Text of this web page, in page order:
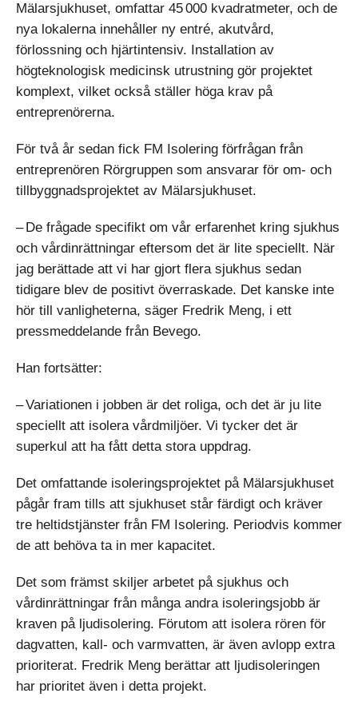
Mälarsjukhuset, omfattar 45 000 kvadratmeter, och de
nya lokalerna innehåller ny entré, akutvård,
förlossning och hjärtintensiv. Installation av
högteknologisk medi­cinsk utrustning gör projektet
komplext, vilket också ställer höga krav på
entreprenörerna.
För två år sedan fick FM Isolering förfrågan från
entreprenören Rörgruppen som ansvarar för om- och
tillbyggnadsprojektet av Mälarsjukhuset.
– De frågade specifikt om vår erfarenhet kring sjukhus
och vård­inrättningar eftersom det är lite speciellt. När
jag berättade att vi har gjort flera sjukhus sedan
tidigare blev de positivt överraskade. Det kanske inte
hör till vanligheterna, säger Fredrik Meng, i ett
pressmeddelande från Bevego.
Han fortsätter:
– Variationen i jobben är det roliga, och det är ju lite
speciellt att isolera vårdmiljöer. Vi tycker det är
superkul att ha fått detta stora uppdrag.
Det omfattande isoleringsprojektet på Mälarsjukhuset
pågår fram tills att sjukhuset står färdigt och kräver
tre heltidstjänster från FM Isolering. Periodvis kommer
de att behöva ta in mer kapacitet.
Det som främst skiljer arbetet på sjukhus och
vårdinrättningar från många andra isoleringsjobb är
kraven på ljud­isolering. Förutom att isolera rören för
dagvatten, kall- och varmvatten, är även avlopp extra
prioriterat. Fredrik Meng berättar att ljudisoleringen
har prioritet även i detta projekt.